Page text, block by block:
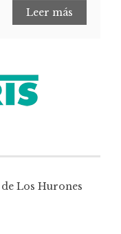
Leer más
Los Hurones